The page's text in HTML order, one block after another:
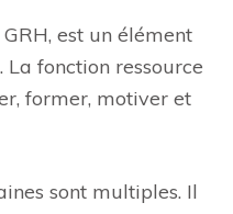
est un élément
fonction ressource
former, motiver et
sont multiples. Il